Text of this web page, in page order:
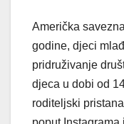
Američka
godine, djeci
pridruživanje
djeca u dobi od
roditeljski